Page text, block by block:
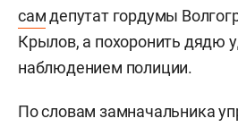
самдепутат гордумы
Крылов, а похоронить дядю
наблюдением полиции.
По словам замначальника